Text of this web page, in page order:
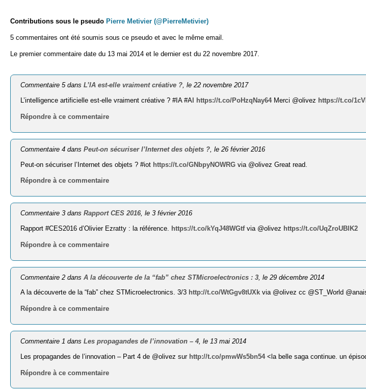
Contributions sous le pseudo Pierre Metivier (@PierreMetivier)
5 commentaires ont été soumis sous ce pseudo et avec le même email.
Le premier commentaire date du 13 mai 2014 et le dernier est du 22 novembre 2017.
Commentaire 5 dansL’IA est-elle vraiment créative ?, le 22 novembre 2017
L’intelligence artificielle est-elle vraiment créative ? #IA #AI
https://t.co/PoHzqNay64Merci @olivez https://t.co/
Répondre à ce commentaire
Commentaire 4 dansPeut-on sécuriser l’Internet des objets ? , le 26 février 2016
Peut-on sécuriser l’Internet des objets ? #iot https://t.co/GNbpyNOWRG via @olivez Great read.
Répondre à ce commentaire
Commentaire 3 dansRapport CES 2016, le 3 février 2016
Rapport #CES2016 d’Olivier Ezratty : la référence.
https://t.co/kYqJ48WGtfvia @olivez https://t.co/UqZroUBlK2
Répondre à ce commentaire
Commentaire 2 dansA la découverte de la “fab” chez STMicroelectronics : 3 , le 29 décembre 2014
A la découverte de la “fab” chez STMicroelectronics. 3/3 http://t.co/WtGgv8tUXk via @olivez cc @ST_World
Répondre à ce commentaire
Commentaire 1 dansLes propagandes de l’innovation – 4 , le 13 mai 2014
Les propagandes de l’innovation – Part 4 de @olivez sur http://t.co/pmwWs5bn54<la belle saga continue. un
Répondre à ce commentaire